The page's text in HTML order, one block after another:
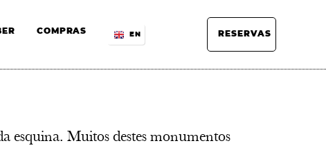
COMPRAS EN RESERVAS
esquina. Muitos destes monumentos